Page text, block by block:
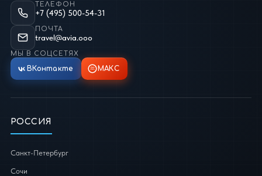
ТЕЛЕФОН
+7 (495) 500-54-31
ПОЧТА
travel@avia.ooo
МЫ В СОЦСЕТЯХ
ВКонтакте МАКС
РОССИЯ
Санкт-Петербург
Сочи